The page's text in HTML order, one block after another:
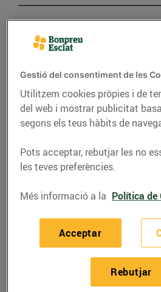
GASTRONOMIA I
RECEPTES
Sopa de
Gestió del consentiment de les
Utilitzem cookies pròpies i de
del web i mostrar publicitat
segons els teus hàbits de
Pots acceptar, rebutjar les no
les teves preferències.
Més informació a la Política de
Rebutjar
Acceptar